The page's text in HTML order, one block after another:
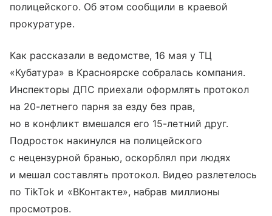
полицейского. Об этом сообщили в краевой
прокуратуре.
Как рассказали в ведомстве, 16 мая у ТЦ
«Кубатура» в Красноярске собралась компания.
Инспекторы ДПС приехали оформлять протокол
на 20-летнего парня за езду без прав,
но в конфликт вмешался его 15-летний друг.
Подросток накинулся на полицейского
с нецензурной бранью, оскорблял при людях
и мешал составлять протокол. Видео разлетелось
по TikTok и «ВКонтакте», набрав миллионы
просмотров.